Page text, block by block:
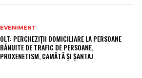
EVENIMENT
OLT: PERCHEZIŢII DOMICILIARE LA PERSOANE
BĂNUITE DE TRAFIC DE PERSOANE,
PROXENETISM, CAMĂTĂ ŞI ŞANTAJ